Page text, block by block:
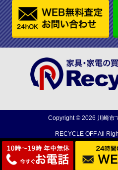
Copyright © 2026 川崎市
RECYCLE OFFAll